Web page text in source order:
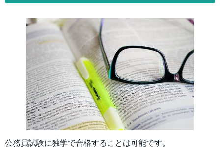
公務員試験に独学で合格することは可能です。